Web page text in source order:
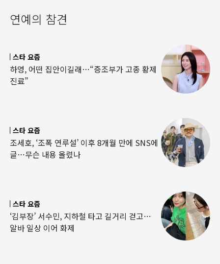
연예의 참견
스타 요즘
하영, 어떤 집안이길래…“증조부가 고종 황제
진료”
스타 요즘
조세호, ‘조폭 연루설’ 이후 8개월 만에 SNS에
글…무슨 내용 올렸나
스타 요즘
‘김부장’ 서수민, 지하철 타고 길거리 걷고…
알바 일상 이어 화제